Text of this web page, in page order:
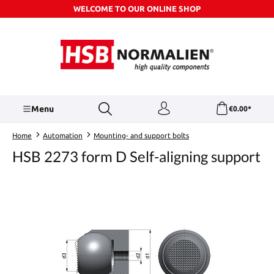
Skip to main contentWELCOME TO OUR ONLINE SHOP
Menu €0.00*
Home Automation Mounting- and support bolts
HSB 2273 form D Self-aligning support